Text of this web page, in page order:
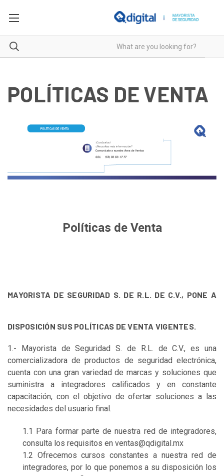
POLÍTICAS DE VENTA
Políticas de Venta
MAYORISTA DE SEGURIDAD S. DE R.L. DE C.V., PONE A
DISPOSICIÓN SUS POLÍTICAS DE VENTA VIGENTES.
1.- Mayorista de Seguridad S. de R.L. de C.V., es una
comercializadora de productos de seguridad electrónica,
cuenta con una gran variedad de marcas y soluciones que
suministra a integradores calificados y en constante
capacitación, con el objetivo de ofertar soluciones a las
necesidades del usuario final.
1.1 Para formar parte de nuestra red de integradores,
consulta los requisitos en ventas@qdigital.mx
1.2 Ofrecemos cursos constantes a nuestra red de
integradores, por lo que ponemos a su disposición los